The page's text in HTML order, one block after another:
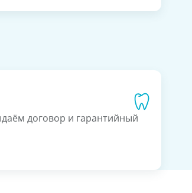
договор и гарантийный